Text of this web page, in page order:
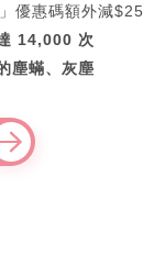
優惠碼額外減$25
14,000 次
塵蟎、灰塵